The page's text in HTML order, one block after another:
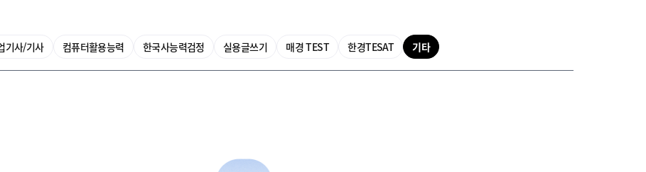
기사/기사 컴퓨터활용능력 한국사능력검정 실용글쓰기 매경 TEST 한경TESAT 기타